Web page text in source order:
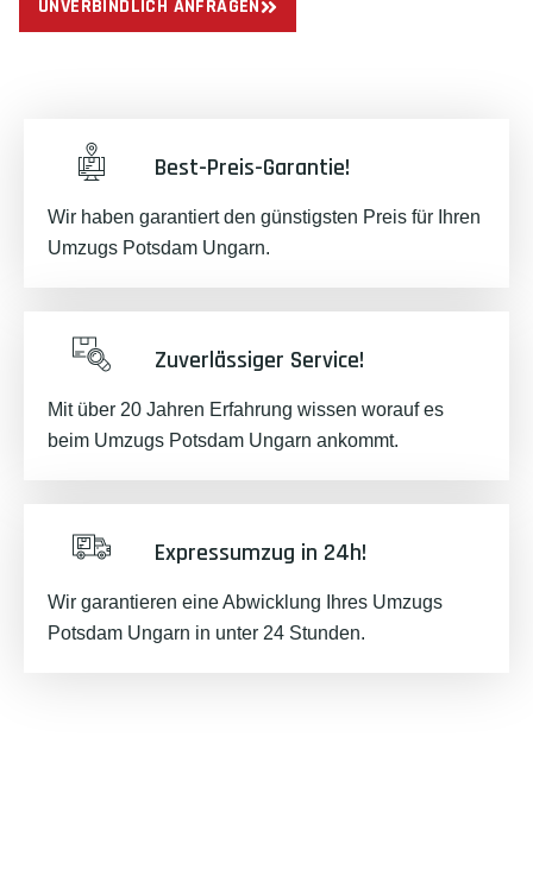
UNVERBINDLICH ANFRAGEN
Best-Preis-Garantie!
Wir haben garantiert den günstigsten Preis für Ihren
Umzugs Potsdam Ungarn.
Zuverlässiger Service!
Mit über 20 Jahren Erfahrung wissen worauf es
beim Umzugs Potsdam Ungarn ankommt.
Expressumzug in 24h!
Wir garantieren eine Abwicklung Ihres Umzugs
Potsdam Ungarn in unter 24 Stunden.